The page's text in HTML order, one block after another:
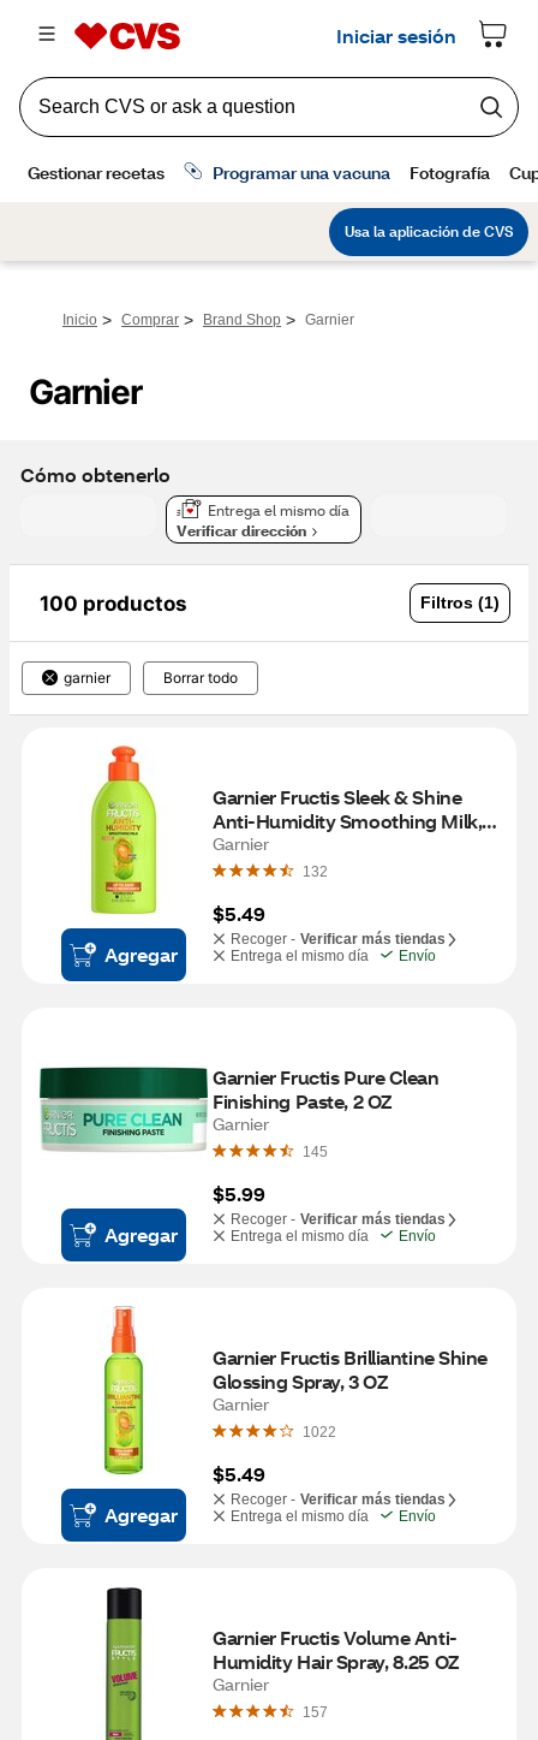
Inicio > Comprar > Brand Shop > Garnier
Garnier
Cómo obtenerlo
Entrega el mismo día
Verificar dirección
100 productos Filtros (1)
garnier Borrar todo
Agregar
Garnier Fructis Sleek & Shine
Anti-Humidity Smoothing Milk,
5.1 OZ
Garnier
132
$5.49
Recoger - Verificar más tiendas
Entrega el mismo día
Envío
Agregar
Garnier Fructis Pure Clean
Finishing Paste, 2 OZ
Garnier
145
$5.99
Recoger - Verificar más tiendas
Entrega el mismo día
Envío
Agregar
Garnier Fructis Brilliantine Shine
Glossing Spray, 3 OZ
Garnier
1022
$5.49
Recoger - Verificar más tiendas
Entrega el mismo día
Envío
Garnier Fructis Volume Anti-
Humidity Hair Spray, 8.25 OZ
Garnier
157